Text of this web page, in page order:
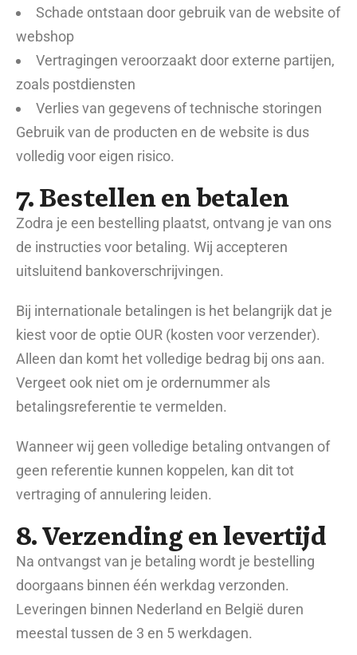
Schade ontstaan door gebruik van de website of
webshop
Vertragingen veroorzaakt door externe partijen,
zoals postdiensten
Verlies van gegevens of technische storingen
Gebruik van de producten en de website is dus
volledig voor eigen risico.
7. Bestellen en betalen
Zodra je een bestelling plaatst, ontvang je van ons
de instructies voor betaling. Wij accepteren
uitsluitend bankoverschrijvingen.
Bij internationale betalingen is het belangrijk dat je
kiest voor de optie OUR (kosten voor verzender).
Alleen dan komt het volledige bedrag bij ons aan.
Vergeet ook niet om je ordernummer als
betalingsreferentie te vermelden.
Wanneer wij geen volledige betaling ontvangen of
geen referentie kunnen koppelen, kan dit tot
vertraging of annulering leiden.
8. Verzending en levertijd
Na ontvangst van je betaling wordt je bestelling
doorgaans binnen één werkdag verzonden.
Leveringen binnen Nederland en België duren
meestal tussen de 3 en 5 werkdagen.